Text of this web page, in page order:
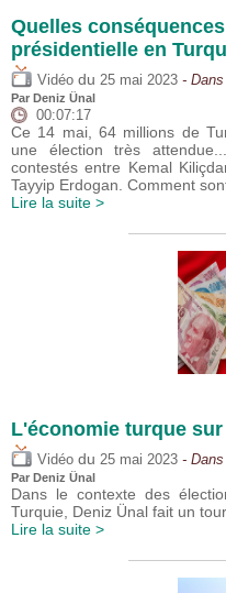
Quelles
présidentielle en
Vidéo du 25 mai 2023 -
Par Deniz Ünal
00:07:17
Ce 14 mai, 64 millions de
une élection très
contestés entre Kemal
Tayyip Erdogan. Comment
Lire la suite >
L'économie turque
Vidéo du 25 mai 2023 -
Par Deniz Ünal
Dans le contexte des
Turquie, Deniz Ünal fait un
Lire la suite >